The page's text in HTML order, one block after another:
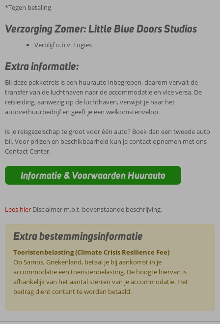
*Tegen betaling
Verzorging Zomer: Little Blue Doors Studios
Verblijf o.b.v. Logies
Extra informatie:
Bij deze pakketreis is een huurauto inbegrepen, daarom vervalt de
transfer van de luchthaven naar de accommodatie en vice versa. De
reisleiding, aanwezig op de luchthaven, verwijst je naar het
autoverhuurbedrijf en geeft je een welkomstenvelop.
Is je reisgezelschap te groot voor één auto? Boek dan een tweede auto
bij. Voor prijzen en beschikbaarheid kun je contact opnemen met ons
Contact Center.
Informatie & Voorwaarden Huurauto
Lees hier Disclaimer m.b.t. bovenstaande beschrijving.
Extra bestemmingsinformatie
Toeristenbelasting (Climate Crisis Resilience Fee)
Op Samos, Griekenland, betaal je bij aankomst in je
accommodatie een toeristenbelasting. De hoogte hiervan is
afhankelijk van het aantal sterren van je accommodatie. Het
bedrag dient contant te worden betaald.